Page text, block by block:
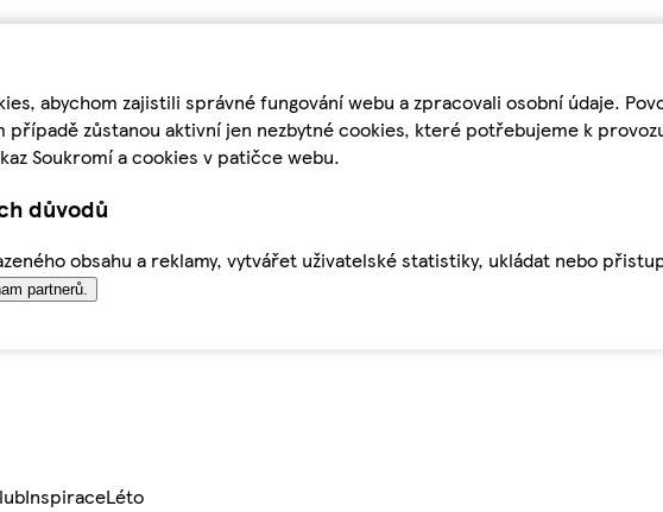
abychom zajistili správné fungování webu a zpracovali osobní údaje.
zůstanou aktivní jen nezbytné cookies, které potřebujeme k
Soukromí a cookies v patičce webu.
důvodů
obsahu a reklamy, vytvářet uživatelské statistiky, ukládat nebo
partnerů.
InspiraceLéto